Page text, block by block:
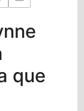
que